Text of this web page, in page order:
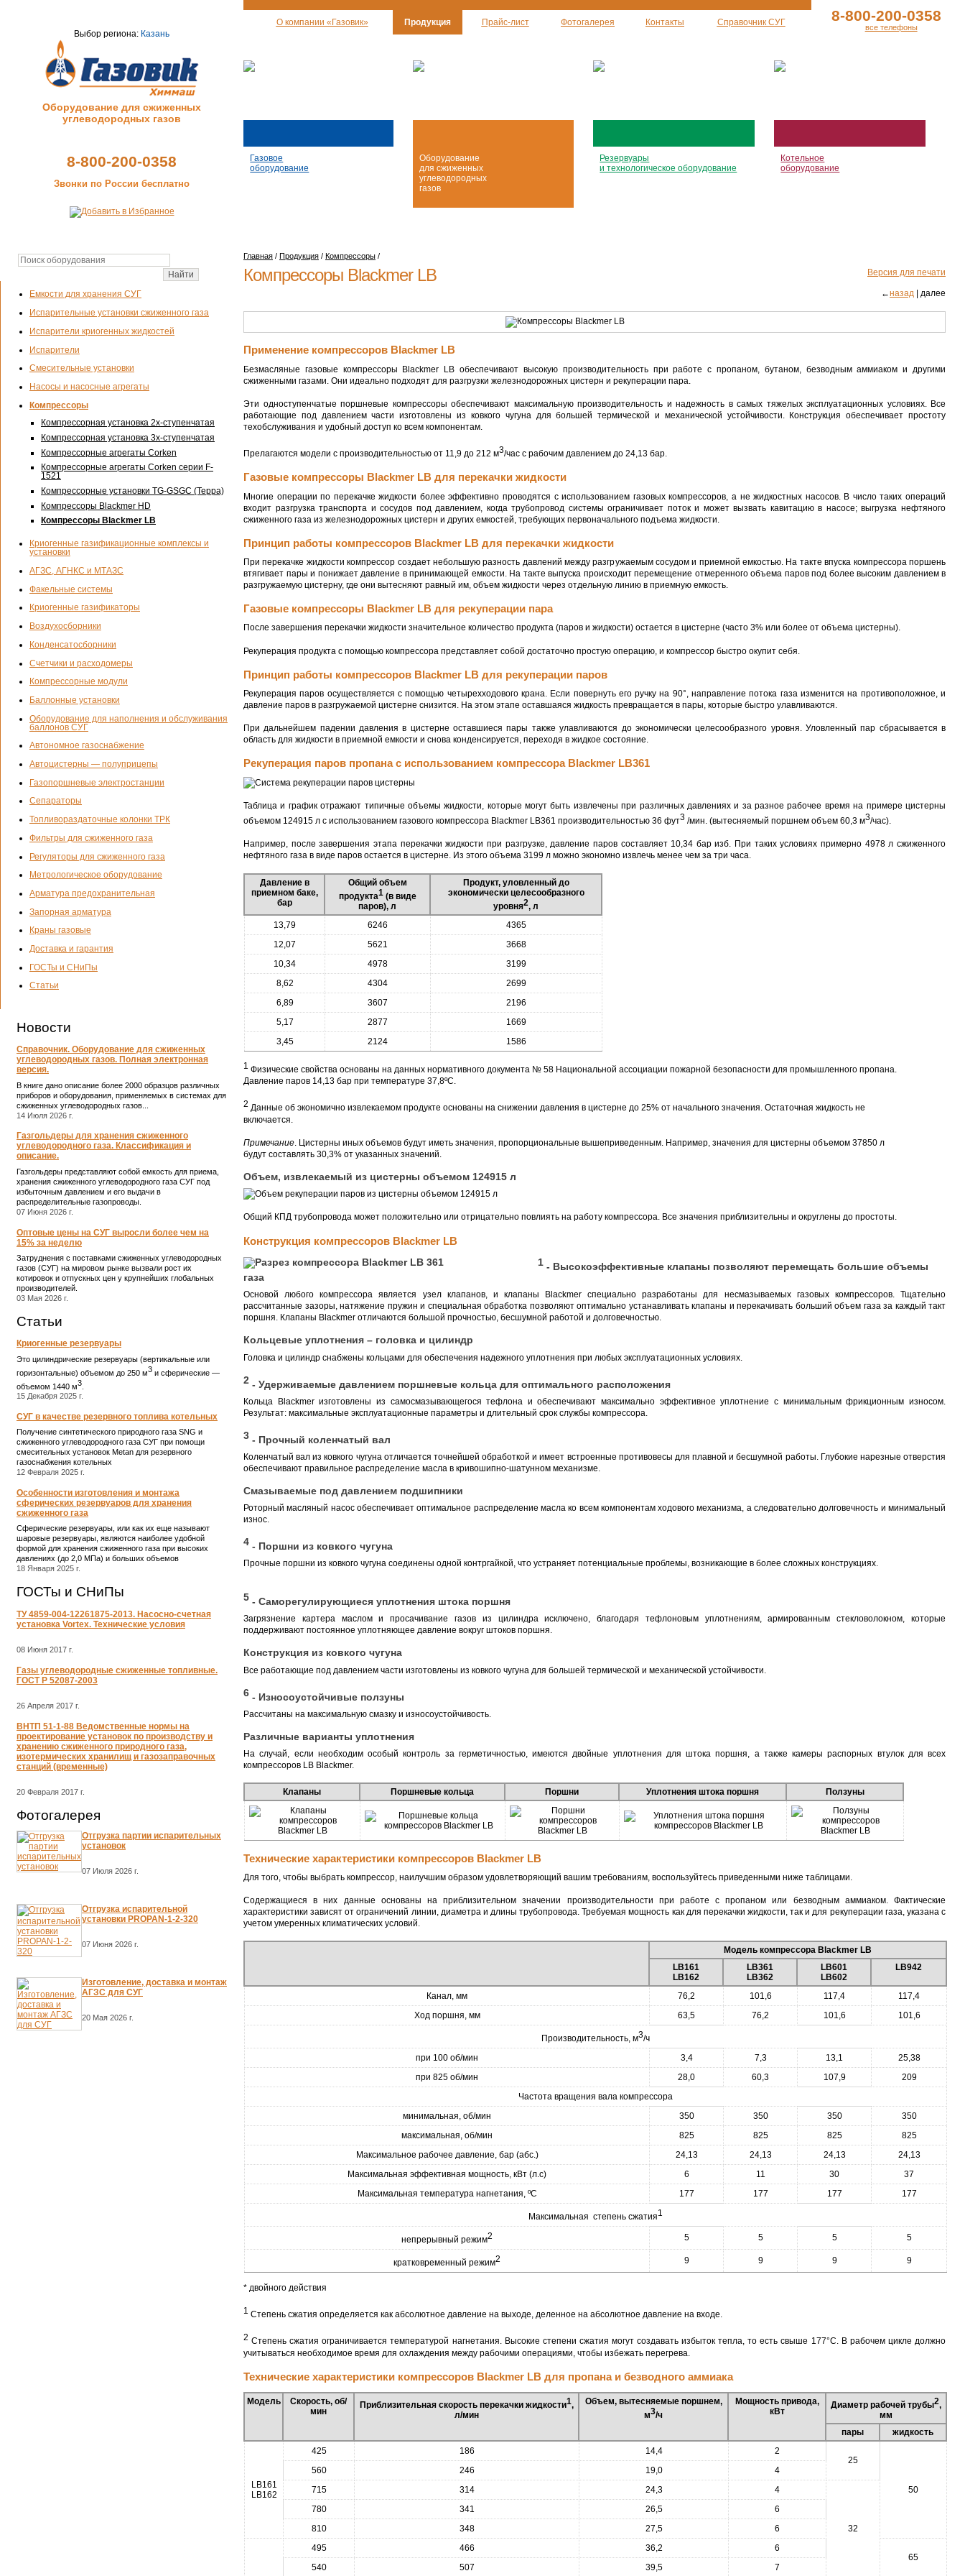
Выбор региона: Казань
Оборудование для сжиженных
углеводородных газов
8-800-200-0358
Звонки по России бесплатно
О компании «Газовик» Продукция Прайс-лист Фотогалерея Контакты Справочник СУГ 8-800-200-0358
все телефоны
Газовое
оборудование
Оборудование
для сжиженных
углеводородных
газов
Резервуары
и технологическое оборудование
Котельное
оборудование
Емкости для хранения СУГ
Испарительные установки сжиженного газа
Испарители криогенных жидкостей
Испарители
Смесительные установки
Насосы и насосные агрегаты
Компрессоры
Компрессорная установка 2х-ступенчатая
Компрессорная установка 3х-ступенчатая
Компрессорные агрегаты Corken
Компрессорные агрегаты Corken серии F-
1521
Компрессорные установки TG-GSGC (Терра)
Компрессоры Blackmer HD
Компрессоры Blackmer LB
Криогенные газификационные комплексы и
установки
АГЗС, АГНКС и МТАЗС
Факельные системы
Криогенные газификаторы
Воздухосборники
Конденсатосборники
Счетчики и расходомеры
Компрессорные модули
Баллонные установки
Оборудование для наполнения и обслуживания
баллонов СУГ
Автономное газоснабжение
Автоцистерны — полуприцепы
Газопоршневые электростанции
Сепараторы
Топливораздаточные колонки ТРК
Фильтры для сжиженного газа
Регуляторы для сжиженного газа
Метрологическое оборудование
Арматура предохранительная
Запорная арматура
Краны газовые
Доставка и гарантия
ГОСТы и СНиПы
Статьи
Новости
Справочник. Оборудование для сжиженных
углеводородных газов. Полная электронная
версия.
В книге дано описание более 2000 образцов различных
приборов и оборудования, применяемых в системах для
сжиженных углеводородных газов...
14 Июля 2026 г.
Газгольдеры для хранения сжиженного
углеводородного газа. Классификация и
описание.
Газгольдеры представляют собой емкость для приема,
хранения сжиженного углеводородного газа СУГ под
избыточным давлением и его выдачи в
распределительные газопроводы.
07 Июня 2026 г.
Оптовые цены на СУГ выросли более чем на
15% за неделю
Затруднения с поставками сжиженных углеводородных
газов (СУГ) на мировом рынке вызвали рост их
котировок и отпускных цен у крупнейших глобальных
производителей.
03 Мая 2026 г.
Статьи
Криогенные резервуары
Это цилиндрические резервуары (вертикальные или
горизонтальные) объемом до 250 м3 и сферические ―
объемом 1440 м3
15 Декабря 2025 г.
СУГ в качестве резервного топлива котельных
Получение синтетического природного газа SNG и
сжиженного углеводородного газа СУГ при помощи
смесительных установок Metan для резервного
газоснабжения котельных
12 Февраля 2025 г.
Особенности изготовления и монтажа
сферических резервуаров для хранения
сжиженного газа
Сферические резервуары, или как их еще называют
шаровые резервуары, являются наиболее удобной
формой для хранения сжиженного газа при высоких
давлениях (до 2,0 МПа) и больших объемов
18 Января 2025 г.
ГОСТы и СНиПы
ТУ 4859-004-12261875-2013. Насосно-счетная
установка Vortex. Технические условия
08 Июня 2017 г.
Газы углеводородные сжиженные топливные.
ГОСТ Р 52087-2003
26 Апреля 2017 г.
ВНТП 51-1-88 Ведомственные нормы на
проектирование установок по производству и
хранению сжиженного природного газа,
изотермических хранилищ и газозаправочных
станций (временные)
20 Февраля 2017 г.
Фотогалерея
Отгрузка партии испарительных
установок
07 Июля 2026 г.
Отгрузка испарительной
установки PROPAN-1-2-320
07 Июня 2026 г.
Изготовление, доставка и монтаж
АГЗС для СУГ
20 Мая 2026 г.
Главная / Продукция / Компрессоры /
Версия для печати
Компрессоры Blackmer LB
←назад | далее
Применение компрессоров Blackmer LB
Безмасляные газовые компрессоры Blackmer LB обеспечивают высокую производительность при работе с пропаном, бутаном, безводным аммиаком и другими
сжиженными газами. Они идеально подходят для разгрузки железнодорожных цистерн и рекуперации пара.
Эти одноступенчатые поршневые компрессоры обеспечивают максимальную производительность и надежность в самых тяжелых эксплуатационных условиях. Все
работающие под давлением части изготовлены из ковкого чугуна для большей термической и механической устойчивости. Конструкция обеспечивает простоту
техобслуживания и удобный доступ ко всем компонентам.
Прелагаются модели с производительностью от 11,9 до 212 м3/час с рабочим давлением до 24,13 бар.
Газовые компрессоры Blackmer LB для перекачки жидкости
Многие операции по перекачке жидкости более эффективно проводятся с использованием газовых компрессоров, а не жидкостных насосов. В число таких операций
входит разгрузка транспорта и сосудов под давлением, когда трубопровод системы ограничивает поток и может вызвать кавитацию в насосе; выгрузка нефтяного
сжиженного газа из железнодорожных цистерн и других емкостей, требующих первоначального подъема жидкости.
Принцип работы компрессоров Blackmer LB для перекачки жидкости
При перекачке жидкости компрессор создает небольшую разность давлений между разгружаемым сосудом и приемной емкостью. На такте впуска компрессора поршень
втягивает пары и понижает давление в принимающей емкости. На такте выпуска происходит перемещение отмеренного объема паров под более высоким давлением в
разгружаемую цистерну, где они вытесняют равный им, объем жидкости через отдельную линию в приемную емкость.
Газовые компрессоры Blackmer LB для рекуперации пара
После завершения перекачки жидкости значительное количество продукта (паров и жидкости) остается в цистерне (часто 3% или более от объема цистерны).
Рекуперация продукта с помощью компрессора представляет собой достаточно простую операцию, и компрессор быстро окупит себя.
Принцип работы компрессоров Blackmer LB для рекуперации паров
Рекуперация паров осуществляется с помощью четырехходового крана. Если повернуть его ручку на 90°, направление потока газа изменится на противоположное, и
давление паров в разгружаемой цистерне снизится. На этом этапе оставшаяся жидкость превращается в пары, которые быстро улавливаются.
При дальнейшем падении давления в цистерне оставшиеся пары также улавливаются до экономически целесообразного уровня. Уловленный пар сбрасывается в
область для жидкости в приемной емкости и снова конденсируется, переходя в жидкое состояние.
Рекуперация паров пропана с использованием компрессора Blackmer LB361
Таблица и график отражают типичные объемы жидкости, которые могут быть извлечены при различных давлениях и за разное рабочее время на примере цистерны
объемом 124915 л с использованием газового компрессора Blackmer LB361 производительностью 36 фут3 /мин. (вытесняемый поршнем объем 60,3 м3/час).
Например, после завершения этапа перекачки жидкости при разгрузке, давление паров составляет 10,34 бар изб. При таких условиях примерно 4978 л сжиженного
нефтяного газа в виде паров остается в цистерне. Из этого объема 3199 л можно экономно извлечь менее чем за три часа.
Давление в
приемном баке,
бар
Общий объем
продукта1(в виде
паров), л
Продукт, уловленный до
экономически целесообразного
уровня2, л
13,79
6246
4365
12,07
5621
3668
10,34
4978
3199
8,62
4304
2699
6,89
3607
2196
5,17
2877
1669
3,45
2124 1586
1 Физические свойства основаны на данных нормативного документа № 58 Национальной ассоциации пожарной безопасности для промышленного пропана.
Давление паров 14,13 бар при температуре 37,8ºC.
2 Данные об экономично извлекаемом продукте основаны на снижении давления в цистерне до 25% от начального значения. Остаточная жидкость не
включается.
Примечание . Цистерны иных объемов будут иметь значения, пропорциональные вышеприведенным. Например, значения для цистерны объемом 37850 л
будут составлять 30,3% от указанных значений.
Объем, извлекаемый из цистерны объемом 124915 л
Общий КПД трубопровода может положительно или отрицательно повлиять на работу компрессора. Все значения приблизительны и округлены до простоты.
Конструкция компрессоров Blackmer LB
1 - Высокоэффективные клапаны позволяют перемещать большие объемы
газа
Основой любого компрессора является узел клапанов, и клапаны Blackmer специально разработаны для несмазываемых газовых компрессоров. Тщательно
рассчитанные зазоры, натяжение пружин и специальная обработка позволяют оптимально устанавливать клапаны и перекачивать больший объем газа за каждый такт
поршня. Клапаны Blackmer отличаются большой прочностью, бесшумной работой и долговечностью.
Кольцевые уплотнения – головка и цилиндр
Головка и цилиндр снабжены кольцами для обеспечения надежного уплотнения при любых эксплуатационных условиях.
2 - Удерживаемые давлением поршневые кольца для оптимального расположения
Кольца Blackmer изготовлены из самосмазывающегося тефлона и обеспечивают максимально эффективное уплотнение с минимальным фрикционным износом.
Результат: максимальные эксплуатационные параметры и длительный срок службы компрессора.
3 - Прочный коленчатый вал
Коленчатый вал из ковкого чугуна отличается точнейшей обработкой и имеет встроенные противовесы для плавной и бесшумной работы. Глубокие нарезные отверстия
обеспечивают правильное распределение масла в кривошипно-шатунном механизме.
Смазываемые под давлением подшипники
Роторный масляный насос обеспечивает оптимальное распределение масла ко всем компонентам ходового механизма, а следовательно долговечность и минимальный
износ.
4 - Поршни из ковкого чугуна
Прочные поршни из ковкого чугуна соединены одной контргайкой, что устраняет потенциальные проблемы, возникающие в более сложных конструкциях.
5 - Саморегулирующиеся уплотнения штока поршня
Загрязнение картера маслом и просачивание газов из цилиндра исключено, благодаря тефлоновым уплотнениям, армированным стекловолокном, которые
поддерживают постоянное уплотняющее давление вокруг штоков поршня.
Конструкция из ковкого чугуна
Все работающие под давлением части изготовлены из ковкого чугуна для большей термической и механической устойчивости.
6 - Износоустойчивые ползуны
Рассчитаны на максимальную смазку и износоустойчивость.
Различные варианты уплотнения
На случай, если необходим особый контроль за герметичностью, имеются двойные уплотнения для штока поршня, а также камеры распорных втулок для всех
компрессоров LB Blackmer.
Клапаны Поршневые кольца Поршни Уплотнения штока поршня Ползуны
Технические характеристики компрессоров Blackmer LB
Для того, чтобы выбрать компрессор, наилучшим образом удовлетворяющий вашим требованиям, воспользуйтесь приведенными ниже таблицами.
Содержащиеся в них данные основаны на приблизительном значении производительности при работе с пропаном или безводным аммиаком. Фактические
характеристики зависят от ограничений линии, диаметра и длины трубопровода. Требуемая мощность как для перекачки жидкости, так и для рекуперации газа, указана с
учетом умеренных климатических условий.
Модель компрессора Blackmer LB
LB161
LB162
LB361
LB362
LB601
LB602
LB942
Канал, мм 76,2 101,6 117,4
117,4
Ход поршня, мм
63,5 76,2 101,6 101,6
Производительность, м3/ч
при 100 об/мин
3,4 7,3 13,1
25,38
при 825 об/мин
28,0 60,3 107,9
209
Частота вращения вала компрессора
минимальная, об/мин
350 350 350
350
максимальная, об/мин
825 825 825
825
Максимальное рабочее давление, бар (абс.)
24,13 24,13 24,13
24,13
Максимальная эффективная мощность, кВт (л.с)
6 11 30
37
Максимальная температура нагнетания, ºС
177 177 177 177
Максимальная степень сжатия1
непрерывный режим2 5 5 5 5
кратковременный режим2 9 9 9 9
* двойного действия
1 Степень сжатия определяется как абсолютное давление на выходе, деленное на абсолютное давление на входе.
2 Степень сжатия ограничивается температурой нагнетания. Высокие степени сжатия могут создавать избыток тепла, то есть свыше 177°C. В рабочем цикле должно
учитываться необходимое время для охлаждения между рабочими операциями, чтобы избежать перегрева.
Технические характеристики компрессоров Blackmer LB для пропана и безводного аммиака
Модель
Скорость, об/
мин
Приблизительная скорость перекачки жидкости1,
л/мин
Объем, вытесняемые поршнем,
м3/ч
Мощность привода,
кВт
Диаметр рабочей трубы2,
мм
пары
жидкость
LB161
LB162
425 186 14,4
2
25
50
560 246 19,0
4
715
314 24,3 4
32
780 341 26,5
6
810
348 27,5
6
495
466 36,2
6
65
540
507 39,5 7